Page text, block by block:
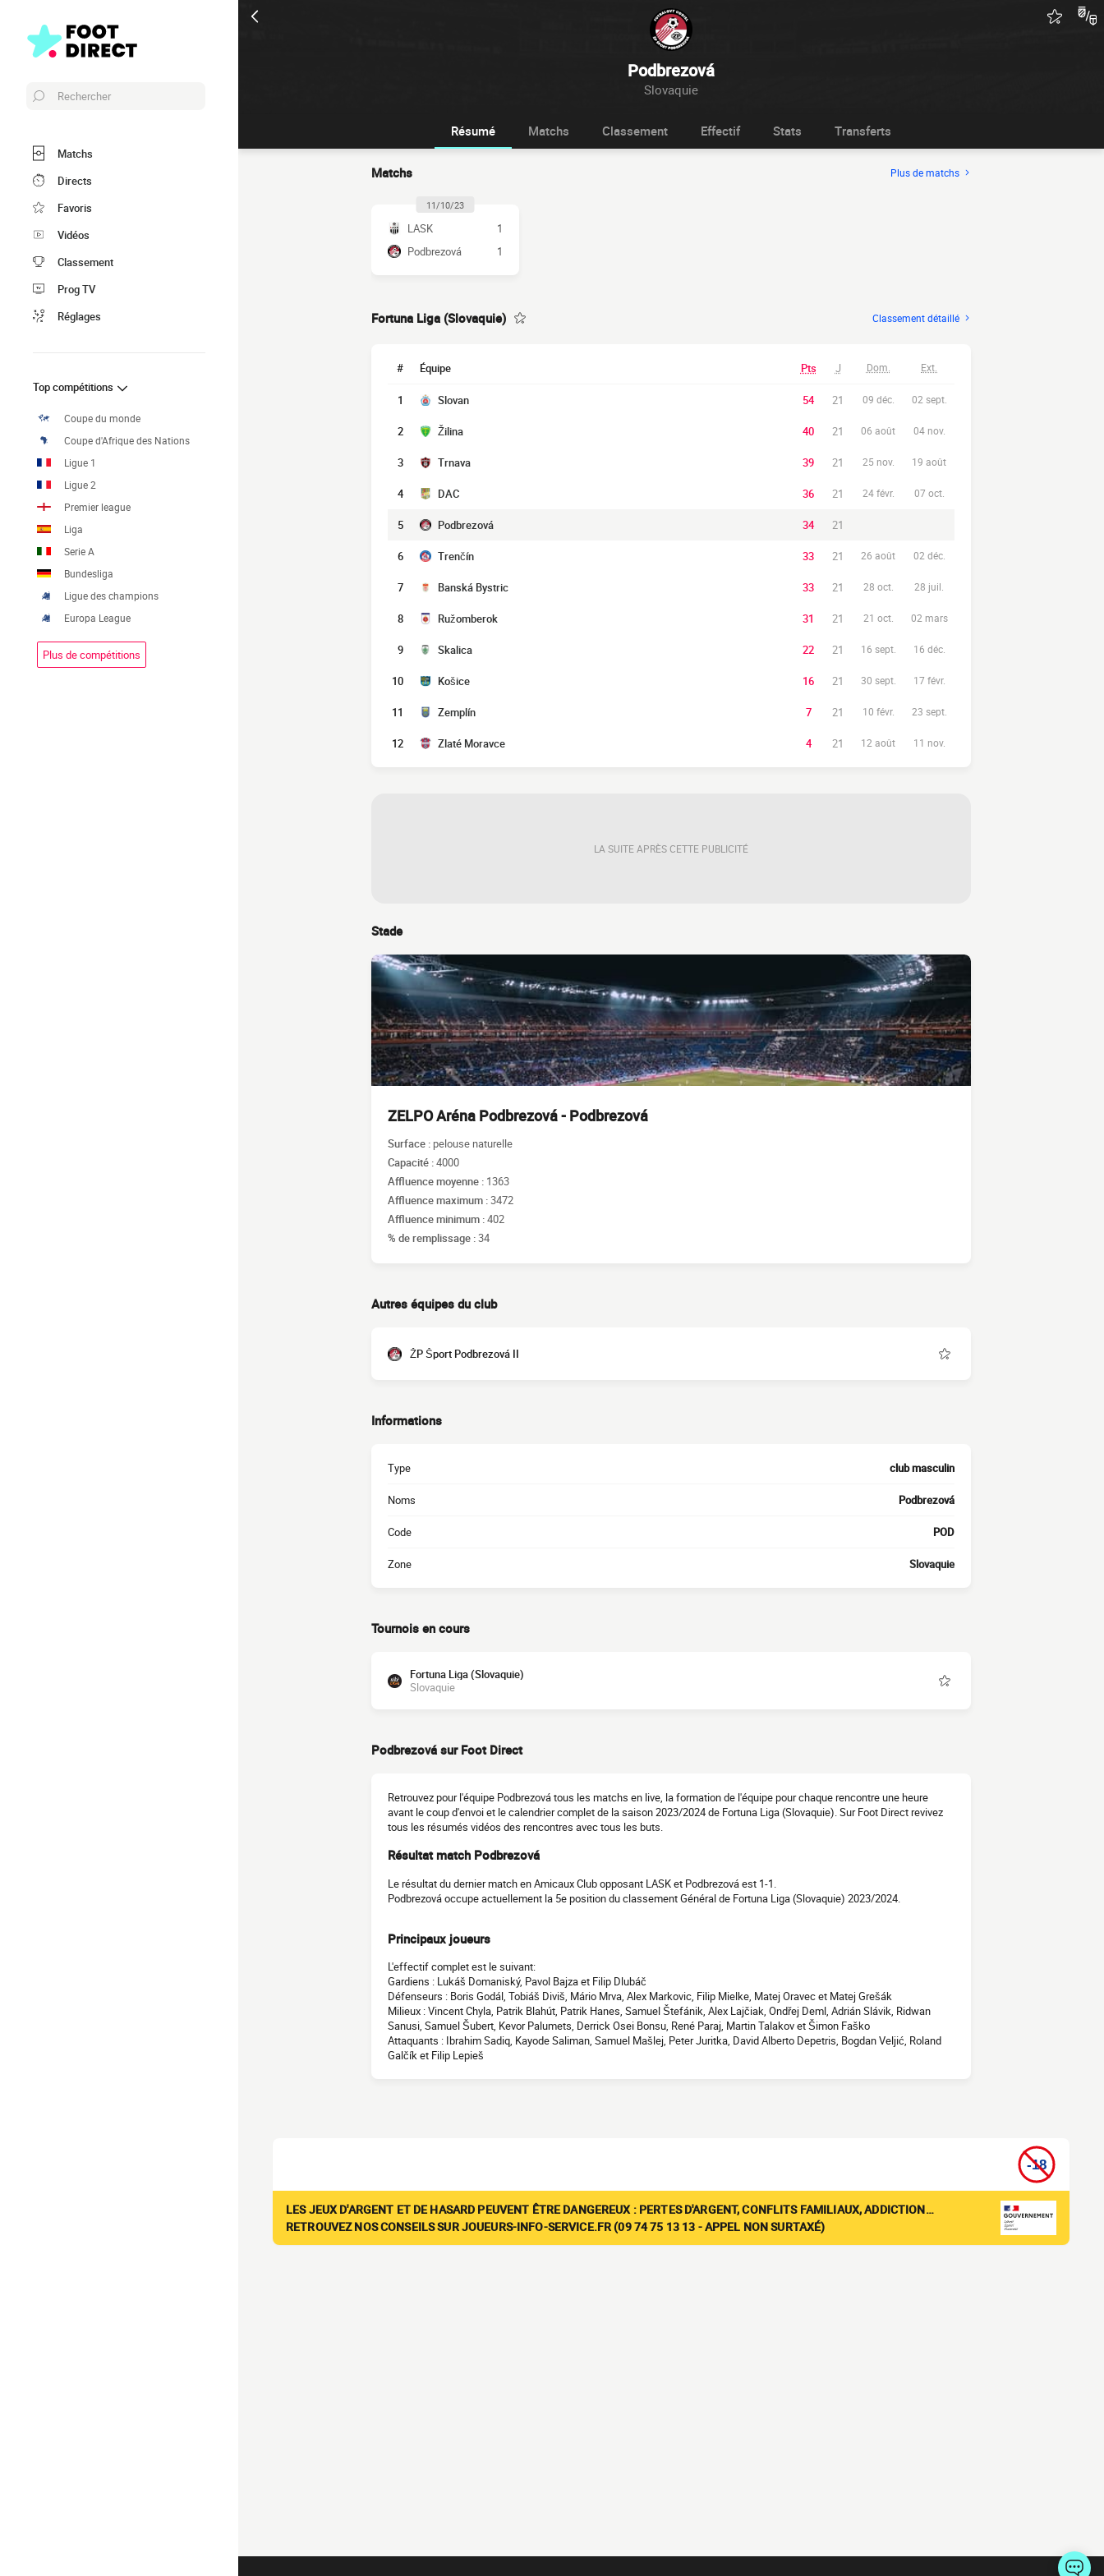
Podbrezová
Slovaquie
Rechercher
Matchs
Directs
Favoris
Vidéos
Classement
Prog TV
Réglages
Top compétitions
Coupe du monde
Coupe d'Afrique des Nations
Ligue 1
Ligue 2
Premier league
Liga
Serie A
Bundesliga
Ligue des champions
Europa League
Plus de compétitions
Résumé Matchs Classement Effectif Stats Transferts
Matchs Plus de matchs
11/10/23
LASK
1
Podbrezová
1
Fortuna Liga (Slovaquie) Classement détaillé
# Équipe Pts J Dom. Ext.
1 Slovan 54 21 09 déc. 02 sept.
2 Žilina 40 21 06 août 04 nov.
3 Trnava 39 21 25 nov. 19 août
4 DAC 36 21 24 févr. 07 oct.
5 Podbrezová 34 21
6 Trenčín 33 21 26 août 02 déc.
7 Banská Bystric 33 21 28 oct. 28 juil.
8 Ružomberok 31 21 21 oct. 02 mars
9 Skalica 22 21 16 sept. 16 déc.
10 Košice 16 21 30 sept. 17 févr.
11 Zemplín 7 21 10 févr. 23 sept.
12 Zlaté Moravce 4 21 12 août 11 nov.
LA SUITE APRÈS CETTE PUBLICITÉ
Stade
ZELPO Aréna Podbrezová - Podbrezová
Surface : pelouse naturelle
Capacité :4000
Affluence moyenne : 1363
Affluence maximum :3472
Affluence minimum :402
% de remplissage :34
Autres équipes du club
ŽP Šport Podbrezová II
Informations
Type club masculin
Noms Podbrezová
Code POD
Zone Slovaquie
Tournois en cours
Fortuna Liga (Slovaquie)
Slovaquie
Podbrezová sur Foot Direct
Retrouvez pour l'équipe Podbrezová tous les matchs en live, la formation de l'équipe pour chaque rencontre une heure
avant le coup d'envoi et le calendrier complet de la saison 2023/2024 de Fortuna Liga (Slovaquie). Sur Foot Direct revivez
tous les résumés vidéos des rencontres avec tous les buts.
Résultat match Podbrezová
Le résultat du dernier match en Amicaux Club opposant LASK et Podbrezová est 1-1.
Podbrezová occupe actuellement la 5e position du classement Général de Fortuna Liga (Slovaquie) 2023/2024.
Principaux joueurs
L'effectif complet est le suivant:
Gardiens : Lukáš Domaniský, Pavol Bajza et Filip Dlubáč
Défenseurs : Boris Godál, Tobiáš Diviš, Mário Mrva, Alex Markovic, Filip Mielke, Matej Oravec et Matej Grešák
Milieux : Vincent Chyla, Patrik Blahút, Patrik Hanes, Samuel Štefánik, Alex Lajčiak, Ondřej Deml, Adrián Slávik, Ridwan
Sanusi, Samuel Šubert, Kevor Palumets, Derrick Osei Bonsu, René Paraj, Martin Talakov et Šimon Faško
Attaquants : Ibrahim Sadiq, Kayode Saliman, Samuel Mašlej, Peter Juritka, David Alberto Depetris, Bogdan Veljić, Roland
Galčík et Filip Lepieš
LES JEUX D'ARGENT ET DE HASARD PEUVENT ÊTRE DANGEREUX : PERTES D'ARGENT, CONFLITS FAMILIAUX, ADDICTION…
RETROUVEZ NOS CONSEILS SUR JOUEURS-INFO-SERVICE.FR (09 74 75 13 13 - APPEL NON SURTAXÉ)